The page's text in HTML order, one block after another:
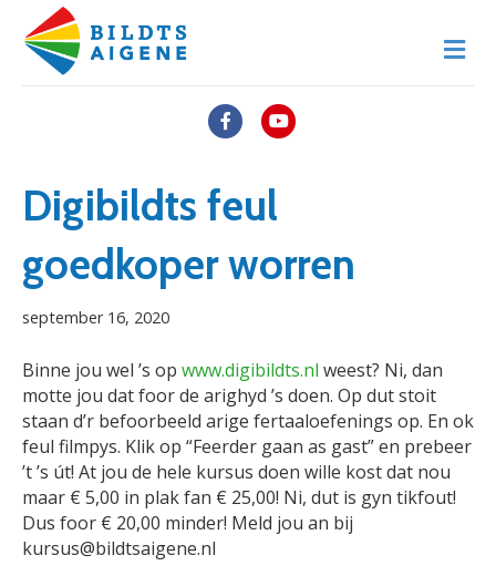
F
e
b
k
Y
u
M
e
n
Digibildts feul
goedkoper worren
september 16, 2020
Binne jou wel ’s op www.digibildts.nl weest? Ni, dan
motte jou dat foor de arighyd ’s doen. Op dut stoit
staan d’r befoorbeeld arige fertaaloefenings op. En ok
feul filmpys. Klik op “Feerder gaan as gast” en prebeer
’t ’s út! At jou de hele kursus doen wille kost dat nou
maar € 5,00 in plak fan € 25,00! Ni, dut is gyn tikfout!
Dus foor € 20,00 minder! Meld jou an bij
kursus@bildtsaigene.nl